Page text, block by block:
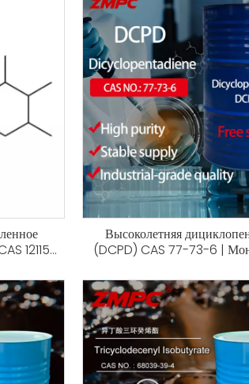
121158-
Высоколетняя
(DCPD) CAS 77-73-6 |
замедления